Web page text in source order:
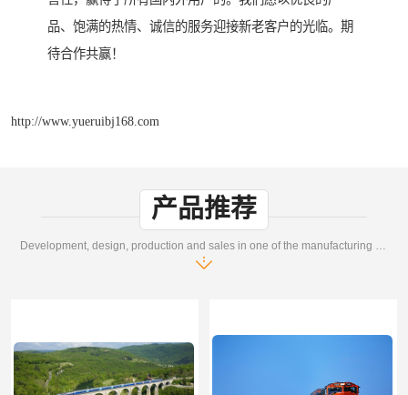
品、饱满的热情、诚信的服务迎接新老客户的光临。期
待合作共赢！
http://www.yueruibj168.com
产品推荐
Development, design, production and sales in one of the manufacturing enterprises